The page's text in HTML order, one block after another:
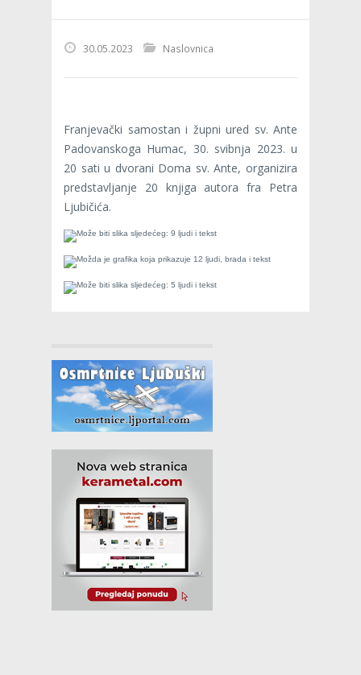
30.05.2023 Naslovnica
Franjevački samostan i župni ured sv. Ante
Padovanskoga Humac, 30. svibnja 2023. u
20 sati u dvorani Doma sv. Ante, organizira
predstavljanje 20 knjiga autora fra Petra
Ljubičića.